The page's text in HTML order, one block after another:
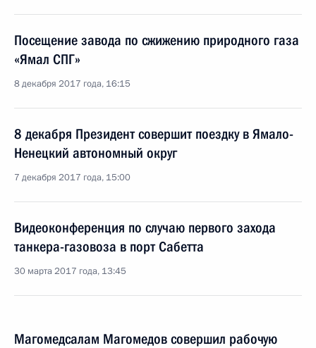
Посещение завода по сжижению природного газа
«Ямал СПГ»
8 декабря 2017 года, 16:15
8 декабря Президент совершит поездку в Ямало-
Ненецкий автономный округ
7 декабря 2017 года, 15:00
Видеоконференция по случаю первого захода
танкера-газовоза в порт Сабетта
30 марта 2017 года, 13:45
Магомедсалам Магомедов совершил рабочую